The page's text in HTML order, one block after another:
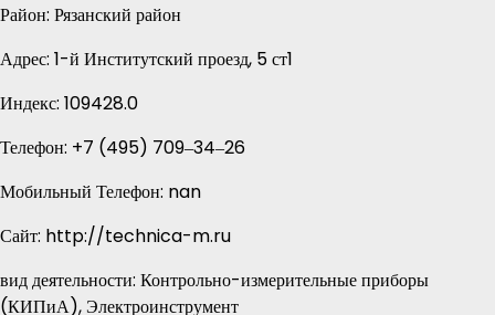
Район: Рязанский район
Адрес: 1-й Институтский проезд, 5 ст1
Индекс: 109428.0
Телефон: +7 (495) 709‒34‒26
Мобильный Телефон: nan
Сайт: http://technica-m.ru
вид деятельности: Контрольно-измерительные приборы
(КИПиА), Электроинструмент